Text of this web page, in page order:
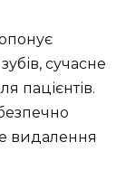
сучасне
пацієнтів.
видалення